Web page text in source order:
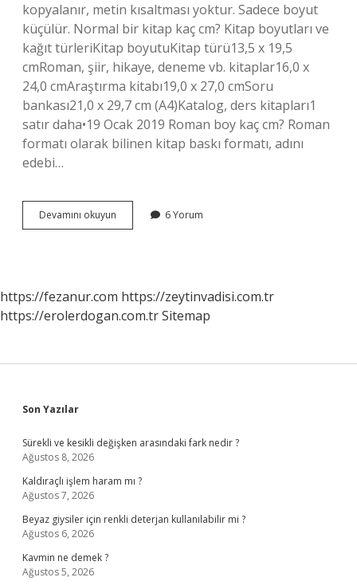
kopyalanır, metin kısaltması yoktur. Sadece boyut
küçülür. Normal bir kitap kaç cm? Kitap boyutları ve
kağıt türleriKitap boyutuKitap türü13,5 x 19,5
cmRoman, şiir, hikaye, deneme vb. kitaplar16,0 x
24,0 cmAraştırma kitabı19,0 x 27,0 cmSoru
bankası21,0 x 29,7 cm (A4)Katalog, ders kitapları1
satır daha•19 Ocak 2019 Roman boy kaç cm? Roman
formatı olarak bilinen kitap baskı formatı, adını
edebi…
Devamını okuyun
Boy
6 Yorum
https://fezanur.com https://zeytinvadisi.com.tr
https://erolerdogan.com.trSitemap
Sidebar
Son Yazılar
Sürekli ve kesikli değişken arasındaki fark nedir ?
Ağustos 8, 2026
Kaldıraçlı işlem haram mı ?
Ağustos 7, 2026
Beyaz giysiler için renkli deterjan kullanılabilir mi ?
Ağustos 6, 2026
Kavmin ne demek ?
Ağustos 5, 2026